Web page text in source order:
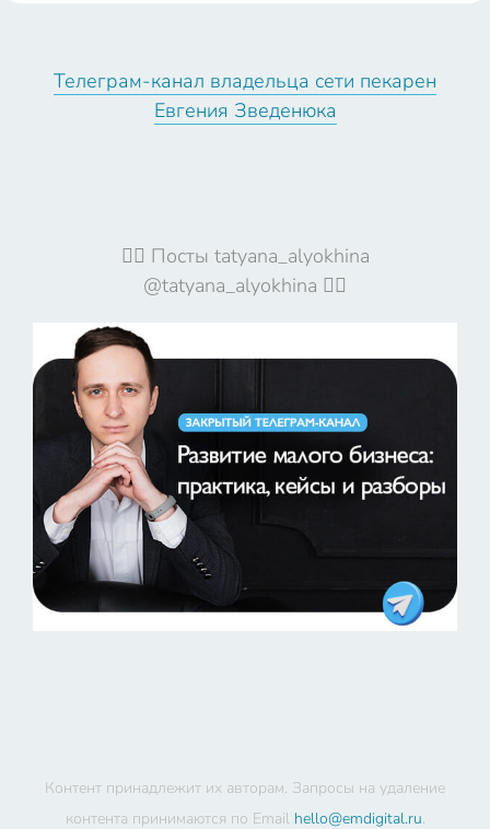
Телеграм-канал владельца сети пекарен
Евгения Зведенюка
🦹‍♀️ Посты tatyana_alyokhina
@tatyana_alyokhina 🦹‍♀️
Контент принадлежит их авторам. Запросы на удаление
контента принимаются по Email hello@emdigital.ru.